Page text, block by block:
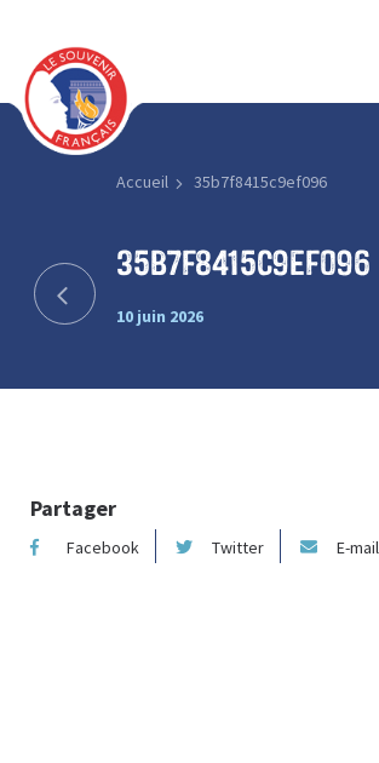
Accueil 35b7f8415c9ef096
35b7f8415c9ef096
10 juin 2026
Partager
Facebook Twitter E-mail